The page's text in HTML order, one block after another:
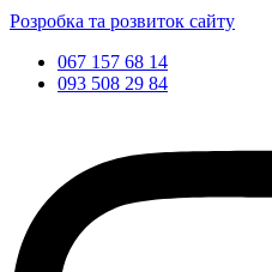
Розробка та розвиток сайту
067 157 68 14
093 508 29 84